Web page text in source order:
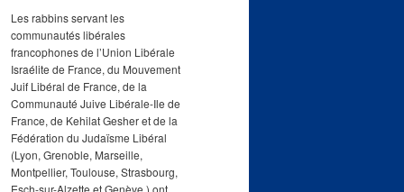
eLes rabbins servant les
communautés libérales
francophones de l’Union Libérale
Israélite de France, du Mouvement
Juif Libéral de France, de la
Communauté Juive Libérale-Ile de
France, de Kehilat Gesher et de la
Fédération du Judaïsme Libéral
(Lyon, Grenoble, Marseille,
Montpellier, Toulouse, Strasbourg,